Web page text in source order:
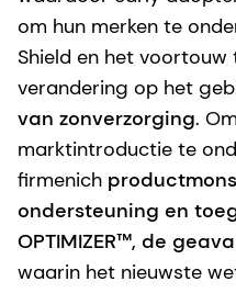
om hun merken te
Shield en het voortouw
verandering op het
van zonverzorging.
marktintroductie te
firmenich
ondersteuning en
OPTIMIZER™, de
waarin het nieuwste